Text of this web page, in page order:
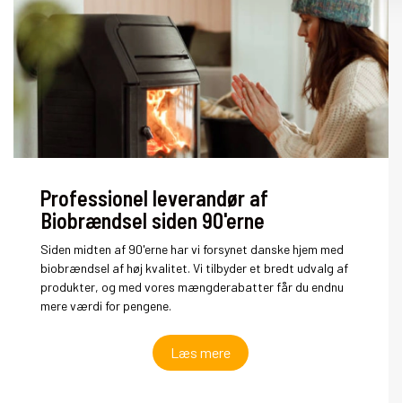
Professionel leverandør af
Biobrændsel siden 90'erne
Siden midten af 90'erne har vi forsynet danske hjem med
biobrændsel af høj kvalitet. Vi tilbyder et bredt udvalg af
produkter, og med vores mængderabatter får du endnu
mere værdi for pengene.
Læs mere